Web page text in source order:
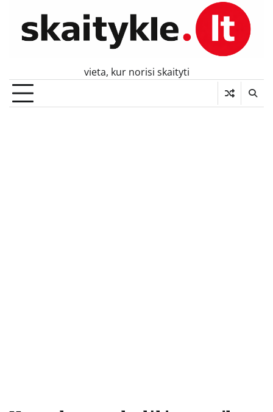
content
vieta, kur norisi skaityti